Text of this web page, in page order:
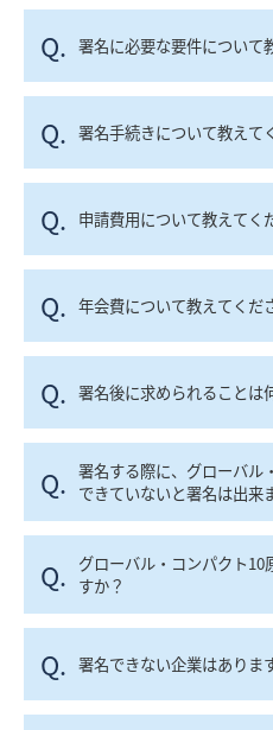
Q. 署名に必要な要件について
Q. 署名手続きについて教えて
Q. 申請費用について教えてく
Q. 年会費について教えてくだ
Q. 署名後に求められることは
Q. 署名する際に、グローバル
できていないと署名は出来
Q.
グローバル・コンパクト
すか？
Q. 署名できない企業はありま